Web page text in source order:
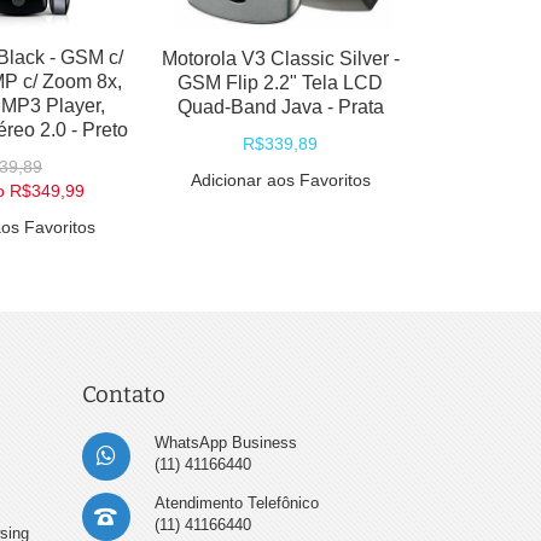
- GSM c/
c/ Zoom 8x,
Player,
2.0 - Preto
R$349,99
Favoritos
Motorola V3 Classic Silver -
GSM Flip 2.2" Tela LCD
Quad-Band Java - Prata
R$339,89
Adicionar aos Favoritos
Contato
WhatsApp Business
(11) 41166440
Atendimento Telefônico
(11) 41166440